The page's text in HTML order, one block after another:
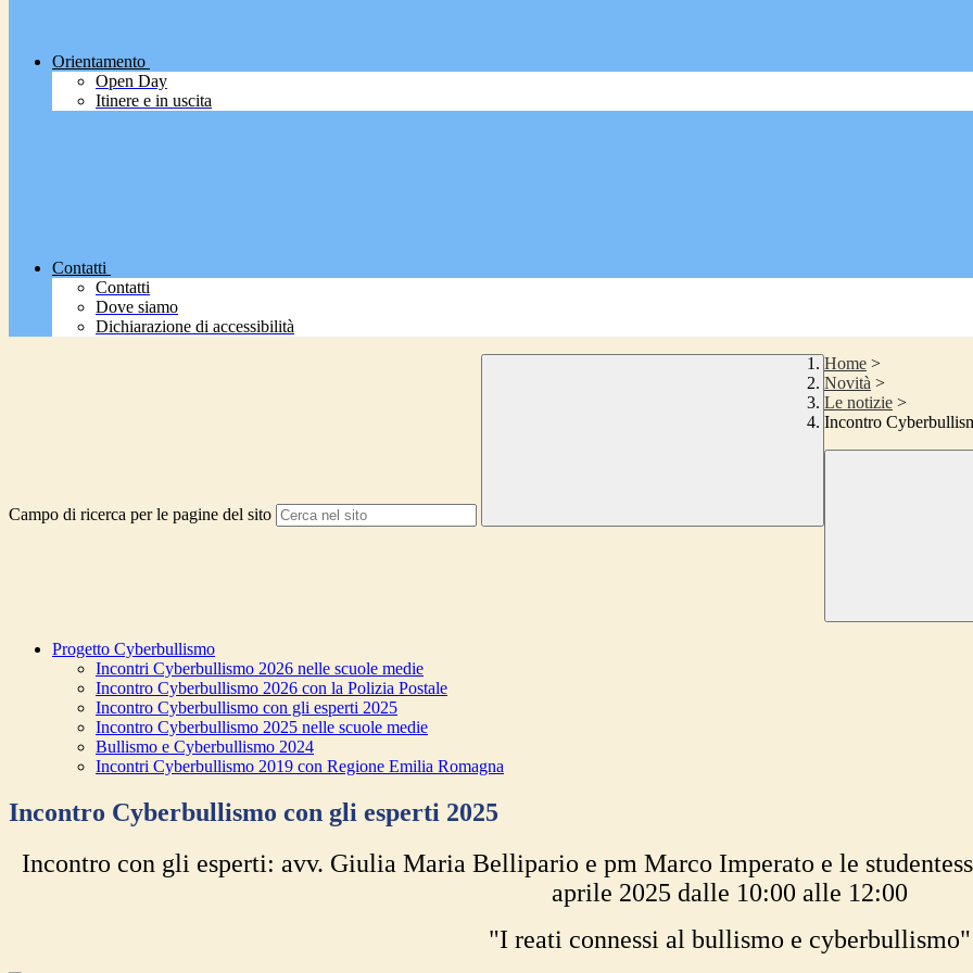
Orientamento
Open Day
Itinere e in uscita
Contatti
Contatti
Dove siamo
Dichiarazione di accessibilità
Campo di ricerca per le pagine del sito
Home >
Novità >
Le notizie >
Incontro
Progetto Cyberbullismo
Incontri Cyberbullismo 2026 nelle scuole medie
Incontro Cyberbullismo 2026 con la Polizia Postale
Incontro Cyberbullismo con gli esperti 2025
Incontro Cyberbullismo 2025 nelle scuole medie
Bullismo e Cyberbullismo 2024
Incontri Cyberbullismo 2019 con Regione Emilia Romagna
Incontro Cyberbullismo con gli esperti 2025
Incontro con gli esperti: avv. Giulia Maria Bellipario e pm Marco Imperato e le
aprile 2025 dalle 10:00 alle 12:00
"I reati connessi al bullismo e cyberbullismo"